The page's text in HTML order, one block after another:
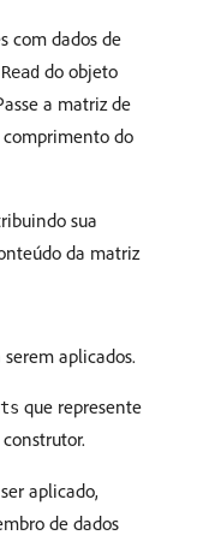
com dados de
Read do objeto
a matriz de
do
sua
da matriz
aplicados.
que represente
aplicado,
de dados